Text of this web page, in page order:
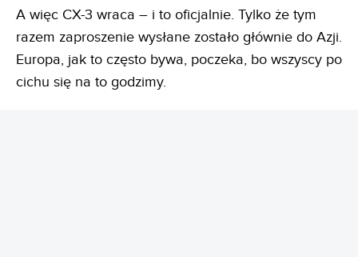
A więc CX-3 wraca – i to oficjalnie. Tylko że tym
razem zaproszenie wysłane zostało głównie do Azji.
Europa, jak to często bywa, poczeka, bo wszyscy po
cichu się na to godzimy.